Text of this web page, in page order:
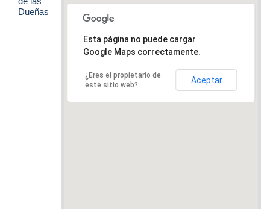
Esta página no puede cargar
Google Maps correctamente.
¿Eres el propietario de
este sitio web?
Aceptar